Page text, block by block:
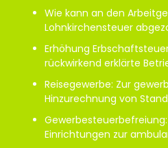
Wie kann an den
Lohnkirchensteuer
Erhöhung
rückwirkend erklärte
Reisegewerbe: Zur
Hinzurechnung von
Einrichtungen zur